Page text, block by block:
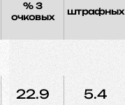
% 3
очковых
штрафных
22.9 5.4